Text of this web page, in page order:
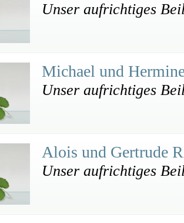
Unser aufrichtiges
Michael und
Unser aufrichtiges
Alois und Gertrude
Unser aufrichtiges